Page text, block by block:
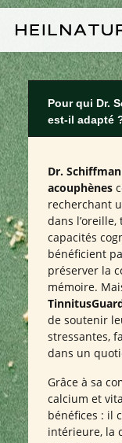
Pour qui Dr.
est-il adapté
Dr.
acouphènes
recherchant
dans
capacités
bénéficient
préserver la
mémoire.
de soutenir
stressantes,
dans un
Grâce à sa
calcium et
bénéfices : il
intérieure, la